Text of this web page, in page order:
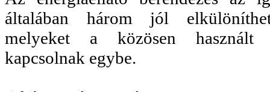
általában három jól
melyeket a közösen használt
kapcsolnak egybe.